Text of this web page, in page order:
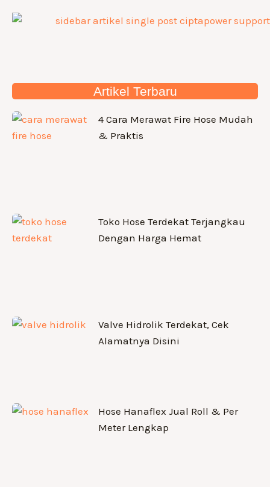
Artikel Terbaru
4 Cara Merawat Fire Hose Mudah
& Praktis
Toko Hose Terdekat Terjangkau
Dengan Harga Hemat
Valve Hidrolik Terdekat, Cek
Alamatnya Disini
Hose Hanaflex Jual Roll & Per
Meter Lengkap